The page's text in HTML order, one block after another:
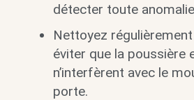
détecter toute
Nettoyez
éviter que la poussière
n’interfèrent avec le
porte.